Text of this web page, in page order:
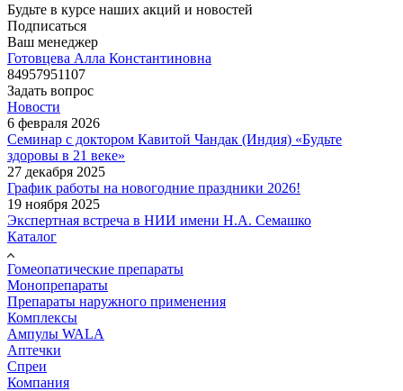
Будьте в курсе наших акций и новостей
Подписаться
Ваш менеджер
Готовцева Алла Константиновна
84957951107
Задать вопрос
Новости
6 февраля 2026
Семинар с доктором Кавитой Чандак (Индия) «Будьте
здоровы в 21 веке»
27 декабря 2025
График работы на новогодние праздники 2026!
19 ноября 2025
Экспертная встреча в НИИ имени Н.А. Семашко
Каталог
Гомеопатические препараты
Монопрепараты
Препараты наружного применения
Комплексы
Ампулы WALA
Аптечки
Спреи
Компания